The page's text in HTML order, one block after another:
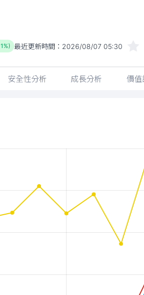
最近更新時間： 2026/08/07 05:30
安全性分析 成長分析 價